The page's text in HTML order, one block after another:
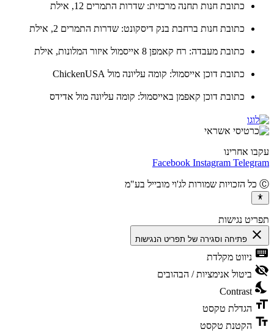
כתובת חנות תחנה מרכזית: שדרות התמרים 12, אילת
כתובת חנות ברחבת בנק דיסקונט: שדרות התמרים 2, אילת
כתובת מעבדה: רח קאמפן 8 אייסמול איזור המלונות, אילת
כתובת דוכן אייסמול: קומה עליונה מול ChickenUSA
כתובת דוכן קאפמן באייסמול: קומה עליונה מול אדידס
אחרינו
Facebook Instagram
נגישות
פתיחה וסגירה של תפריט הנגישות
ניווט מקלדת
ביטול אנימציות / הבהובים
Contrast
הגדלת טקסט
הקטנת טקסט